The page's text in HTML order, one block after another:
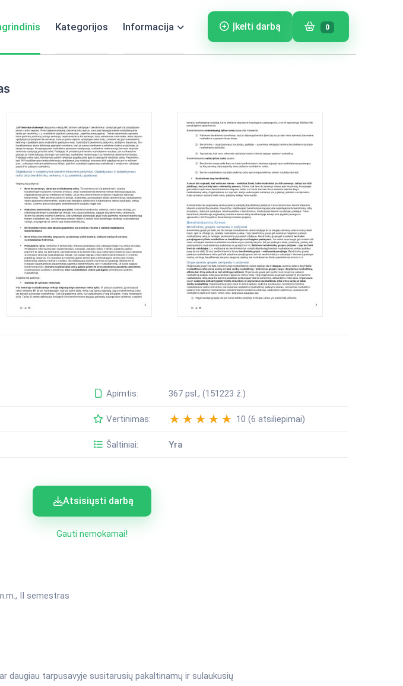
Kategorijos Informacija Įkelti darbą 0
Apimtis: 367 psl., (151223 ž.)
Vertinimas: 10 (6 atsiliepimai)
Šaltiniai: Yra
Atsisiųsti darbą
Gauti nemokamai!
II semestras
daugiau tarpusavyje susitarusių pakaltinamų ir sulaukusių